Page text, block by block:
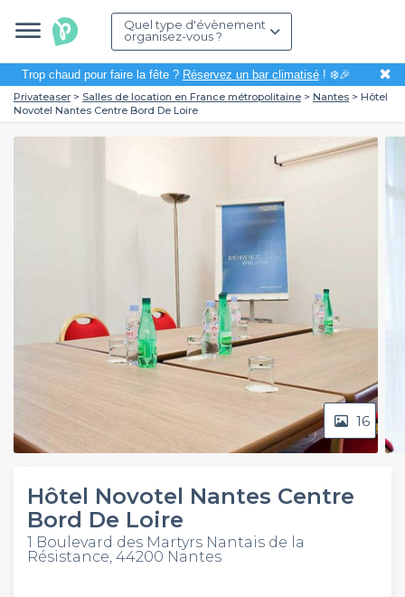
Quel type d'évènement
organisez-vous ?
Trop chaud pour faire la fête ? Réservez un bar climatisé! ❄️🎉 ✖
Privateaser Salles de location en France métropolitaine Nantes
Hôtel
Novotel Nantes Centre Bord De Loire
16
Hôtel Novotel Nantes Centre
Bord De Loire
1 Boulevard des Martyrs Nantais de la
Résistance, 44200 Nantes